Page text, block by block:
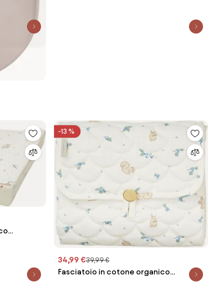
-13 %
34,99 €39,99 €
Fasciatoio in cotone organico